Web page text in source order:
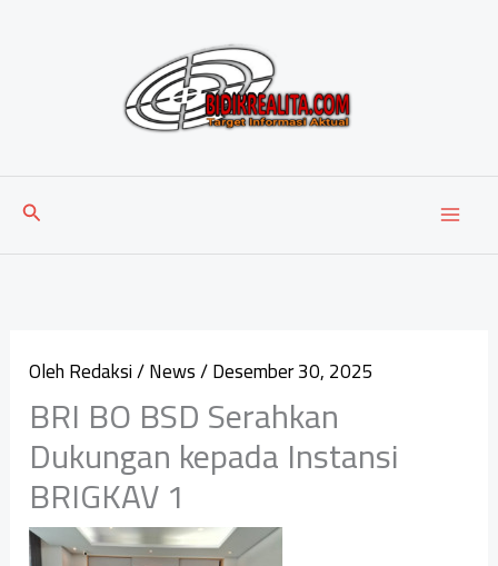
Cari
OlehRedaksi/News/Desember 30, 2025
BRI BO BSD Serahkan
Dukungan kepada Instansi
BRIGKAV 1